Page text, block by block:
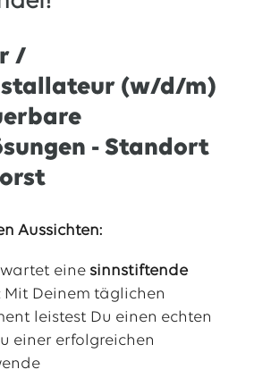
/
(w/d/m)
- Standort
Aussichten:
eine sinnstiftende
Mit Deinem täglichen
leistest Du einen echten
einer erfolgreichen